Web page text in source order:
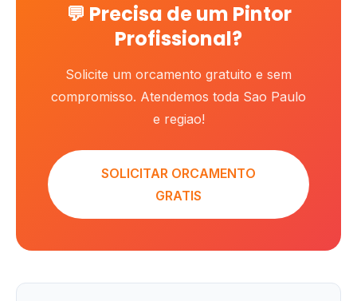
💬 Precisa de um Pintor
Profissional?
Solicite um orcamento gratuito e sem
compromisso. Atendemos toda Sao Paulo
e regiao!
SOLICITAR ORCAMENTO
GRATIS